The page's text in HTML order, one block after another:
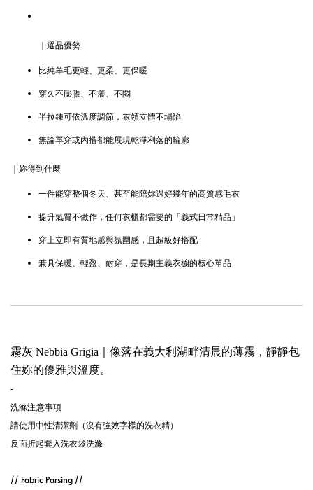
｜選品優勢
比純羊毛更輕、更柔、更保暖
穿久不膨脹、不癢、不悶
半拉鍊可依溫度調節，衣領立體不塌陷
無論單穿或內搭都能展現乾淨利落的輪廓
｜妳得到什麼
一件能穿整個冬天、甚至能陪妳過好幾年的高質感毛衣
提升氣質不做作，任何衣櫃都需要的「義式日常精品」
穿上立即有質地感與氛圍感，且超級好搭配
兼具保暖、輕盈、耐穿，是長期主義衣櫥的核心單品
霧灰 Nebbia Grigia｜像落在義大利湖畔清晨的薄霧，靜靜包
住妳的優雅與溫度。
-
洗滌注意事項
請使用中性清潔劑（沒有強效字樣的洗衣精）
反面折起套入洗衣袋洗滌
// Fabric Parsing //